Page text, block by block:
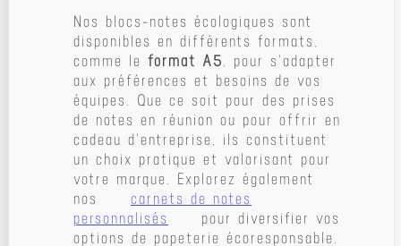
Nos blocs-notes écologiques sont
disponibles en différents formats,
comme le format A5, pour s'adapter
aux préférences et besoins de vos
équipes. Que ce soit pour des prises
de notes en réunion ou pour offrir en
cadeau d'entreprise, ils constituent
un choix pratique et valorisant pour
votre marque. Explorez également
nos
carnets de notes
personnalisés
pour diversifier vos
options de papeterie écoresponsable.